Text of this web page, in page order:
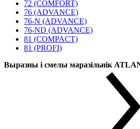
72 (COMFORT)
76 (ADVANCE)
76-N (ADVANCE)
76-ND (ADVANCE)
81 (COMPACT)
81 (PROFI)
Выразны і смелы маразільнік